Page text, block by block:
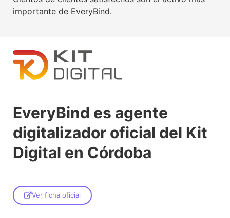
importante de EveryBind.
EveryBind es agente
digitalizador oficial del Kit
Digital en Córdoba
Ver ficha oficial